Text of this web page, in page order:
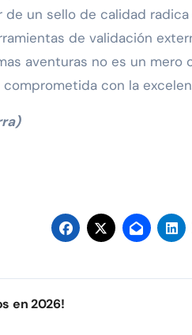
de un sello de calidad
de validación
aventuras no es un
con la
en 2026!